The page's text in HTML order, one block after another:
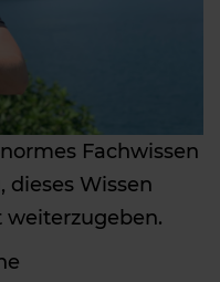
Fachwissen
dieses Wissen